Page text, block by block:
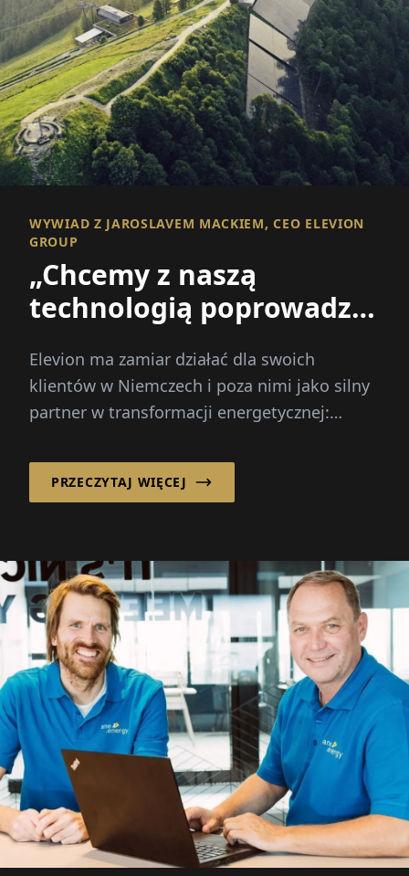
WYWIAD Z JAROSLAVEM MACKIEM, CEO ELEVION
GROUP
„Chcemy z naszą
technologią poprowadzić
Elevion ma zamiar działać dla swoich
klientów w Niemczech i poza nimi jako silny
partner w transformacji energetycznej:
PRZECZYTAJ WIĘCEJ